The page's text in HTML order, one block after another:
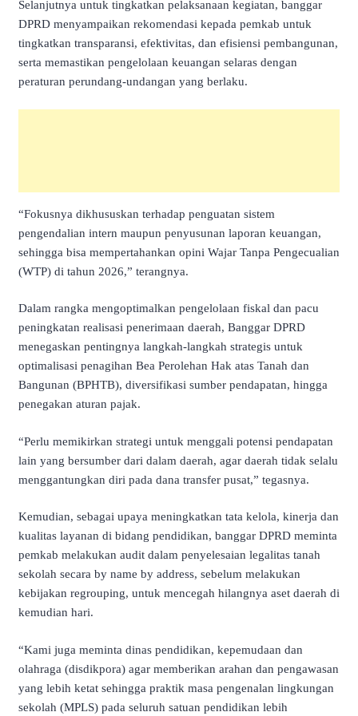
Selanjutnya untuk tingkatkan pelaksanaan kegiatan, banggar
DPRD menyampaikan rekomendasi kepada pemkab untuk
tingkatkan transparansi, efektivitas, dan efisiensi pembangunan,
serta memastikan pengelolaan keuangan selaras dengan
peraturan perundang-undangan yang berlaku.
“Fokusnya dikhususkan terhadap penguatan sistem
pengendalian intern maupun penyusunan laporan keuangan,
sehingga bisa mempertahankan opini Wajar Tanpa Pengecualian
(WTP) di tahun 2026,” terangnya.
Dalam rangka mengoptimalkan pengelolaan fiskal dan pacu
peningkatan realisasi penerimaan daerah, Banggar DPRD
menegaskan pentingnya langkah-langkah strategis untuk
optimalisasi penagihan Bea Perolehan Hak atas Tanah dan
Bangunan (BPHTB), diversifikasi sumber pendapatan, hingga
penegakan aturan pajak.
“Perlu memikirkan strategi untuk menggali potensi pendapatan
lain yang bersumber dari dalam daerah, agar daerah tidak selalu
menggantungkan diri pada dana transfer pusat,” tegasnya.
Kemudian, sebagai upaya meningkatkan tata kelola, kinerja dan
kualitas layanan di bidang pendidikan, banggar DPRD meminta
pemkab melakukan audit dalam penyelesaian legalitas tanah
sekolah secara by name by address, sebelum melakukan
kebijakan regrouping, untuk mencegah hilangnya aset daerah di
kemudian hari.
“Kami juga meminta dinas pendidikan, kepemudaan dan
olahraga (disdikpora) agar memberikan arahan dan pengawasan
yang lebih ketat sehingga praktik masa pengenalan lingkungan
sekolah (MPLS) pada seluruh satuan pendidikan lebih